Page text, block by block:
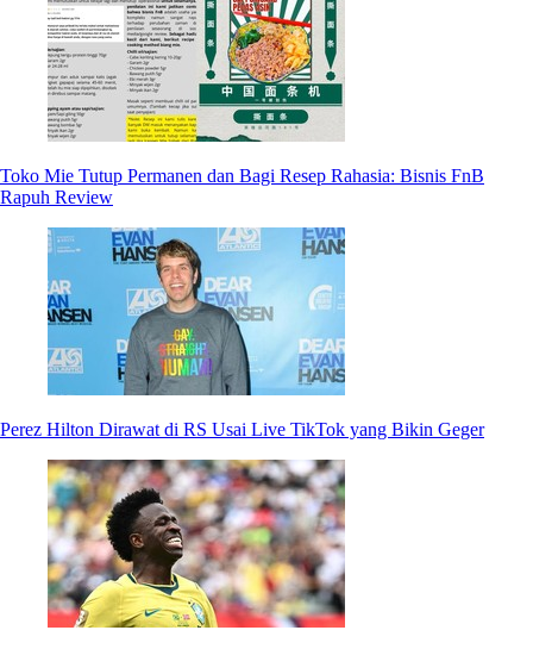
Toko Mie Tutup Permanen dan Bagi Resep Rahasia: Bisnis FnB
Rapuh Review
Perez Hilton Dirawat di RS Usai Live TikTok yang Bikin Geger